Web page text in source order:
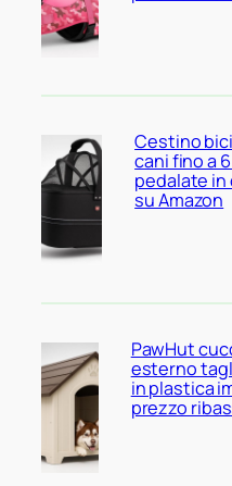
Cestino
cani fino a
pedalate
su Amazon
PawHut
esterno
in plastica
prezzo